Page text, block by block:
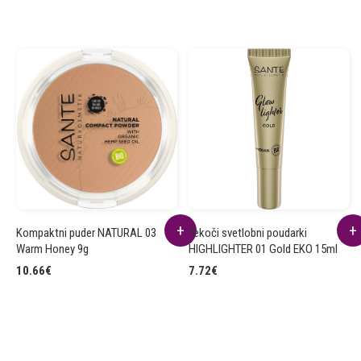
Kompaktni puder NATURAL 03
Warm Honey 9g
10.66€
Tekoči svetlobni poudarki
HIGHLIGHTER 01 Gold EKO 15ml
7.72€